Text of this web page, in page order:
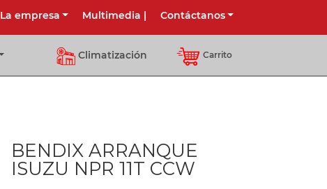
La empresa Multimedia | Contáctanos
Climatización Carrito
BENDIX ARRANQUE
ISUZU NPR 11T CCW